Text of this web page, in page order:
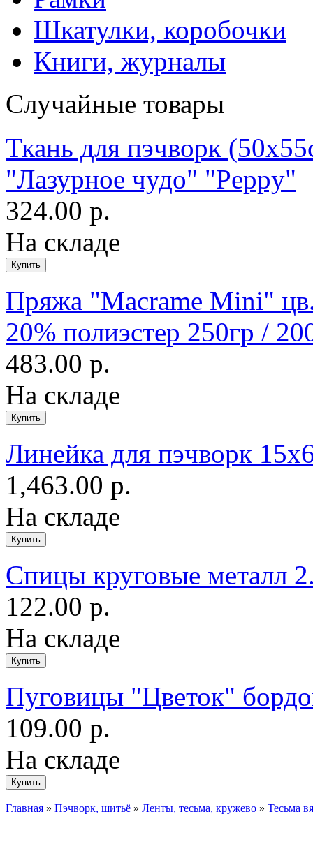
Шкатулки, коробочки
Книги, журналы
Случайные товары
Ткань для пэчворк
"Лазурное чудо" "Peppy"
324.00 р.
На складе
Пряжа "Macrame Mini"
20% полиэстер 250гр /
483.00 р.
На складе
Линейка для пэчворк
1,463.00 р.
На складе
Спицы круговые металл
122.00 р.
На складе
Пуговицы "Цветок"
109.00 р.
На складе
Главная » Пэчворк, шитьё » Ленты, тесьма, кружево » Тесьма